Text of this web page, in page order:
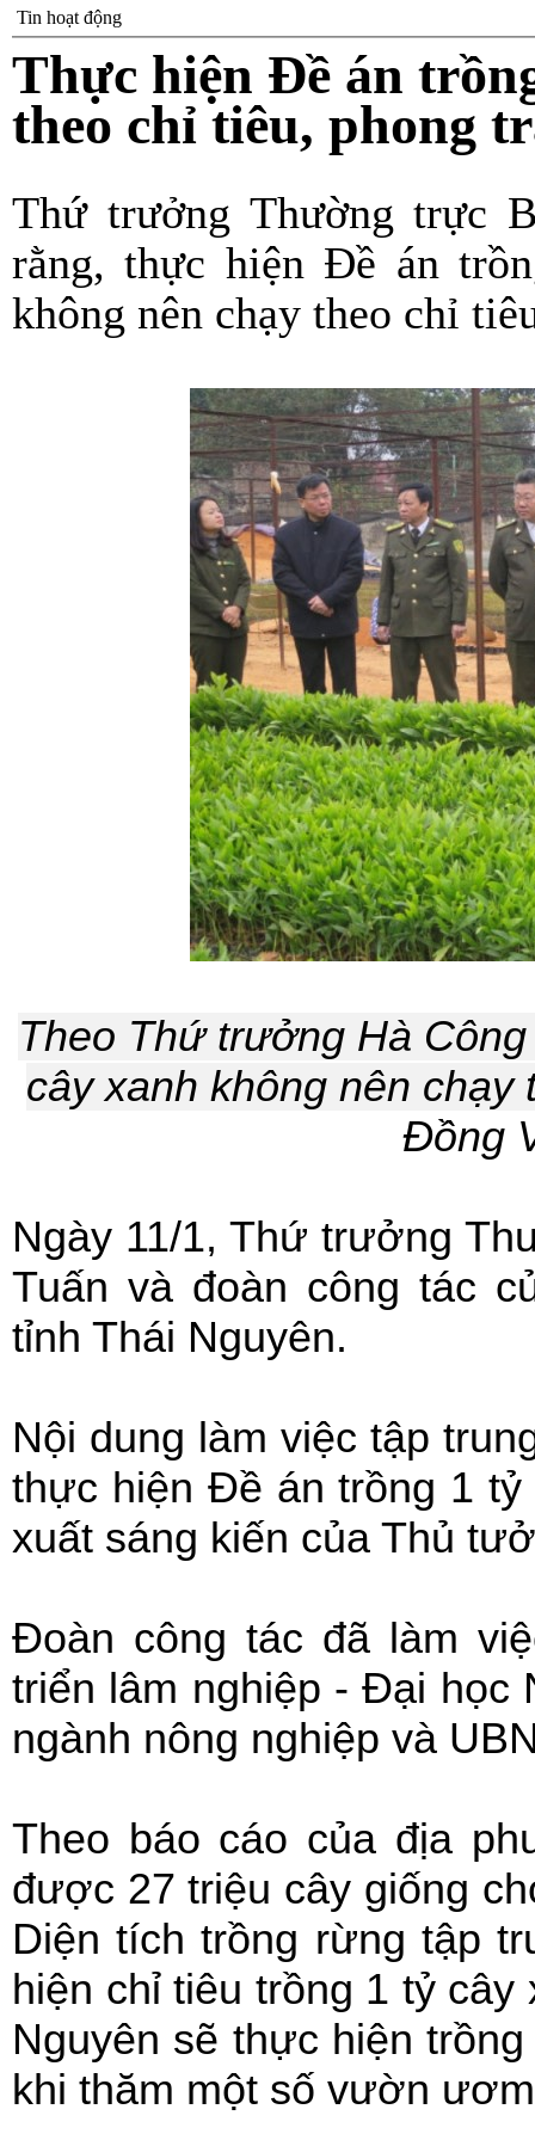
Tin hoạt động
Thực hiện Đề án
theo chỉ tiêu, phong
Thứ trưởng Thường trực
rằng, thực hiện Đề án
không nên chạy theo chỉ
Theo Thứ trưởng Hà
cây xanh không nên chạy
Đồng
Ngày 11/1, Thứ trưởng
Tuấn và đoàn công tác
tỉnh Thái Nguyên.
Nội dung làm việc tập
thực hiện Đề án trồng 1
xuất sáng kiến của Thủ
Đoàn công tác đã làm
triển lâm nghiệp - Đại học
ngành nông nghiệp và
Theo báo cáo của địa
được 27 triệu cây giống
Diện tích trồng rừng tập
hiện chỉ tiêu trồng 1 tỷ
Nguyên sẽ thực hiện
khi thăm một số vườn